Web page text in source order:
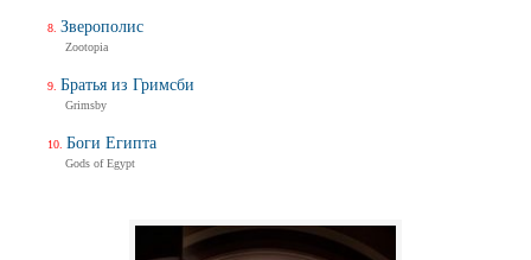
Зверополис
Zootopia
Братья из Гримсби
Grimsby
Боги Египта
Gods of Egypt